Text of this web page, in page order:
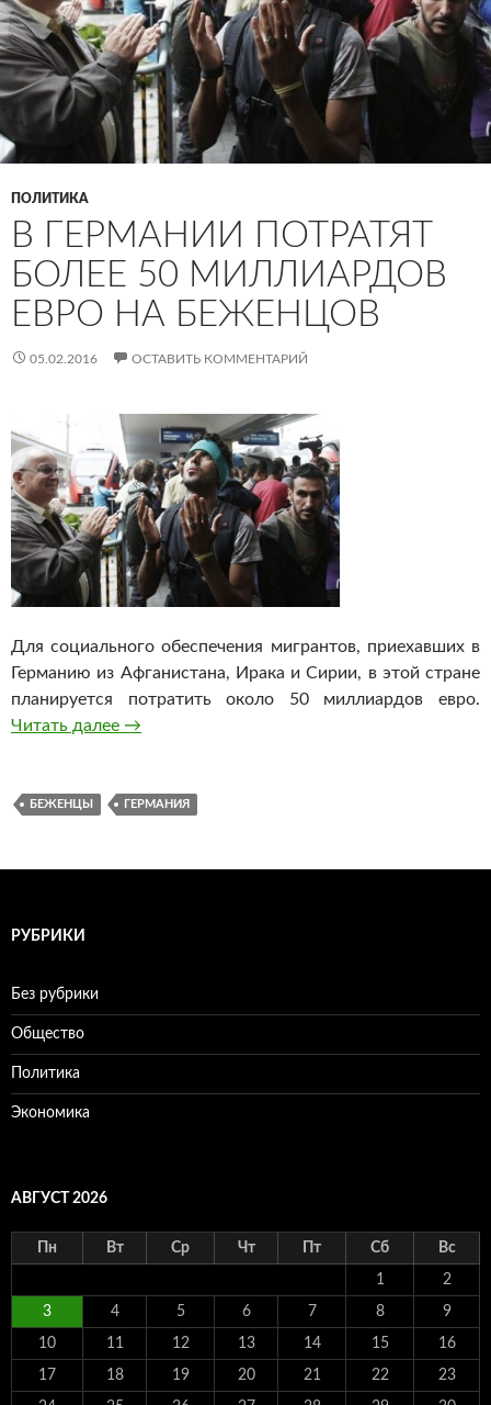
ПОЛИТИКА
В ГЕРМАНИИ ПОТРАТЯТ
БОЛЕЕ 50 МИЛЛИАРДОВ
ЕВРО НА БЕЖЕНЦОВ
05.02.2016 ОСТАВИТЬ КОММЕНТАРИЙ
Для социального обеспечения мигрантов, приехавших в
Германию из Афганистана, Ирака и Сирии, в этой стране
планируется потратить около 50 миллиардов евро.
Читать далее В Германии потратят более 50 миллиардов
→
БЕЖЕНЦЫ ГЕРМАНИЯ
РУБРИКИ
Без рубрики
Общество
Политика
Экономика
АВГУСТ 2026
Пн Вт Ср Чт Пт Сб Вс
1 2
3 4 5 6 7 8 9
10 11 12 13 14 15 16
17 18 19 20 21 22 23